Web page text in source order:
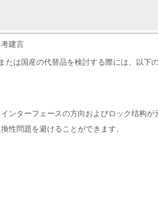
建言
たは国産の代替品を検討する際には、以下
ンターフェースの方向およびロック结构
性問題を避けることができます。